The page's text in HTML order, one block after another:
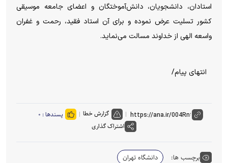
استادان، دانشجویان، دانش‌آموختگان و اعضای جامعه موسیقی
کشور تسلیت عرض نموده و برای آن استاد فقید، رحمت و غفران
واسعه الهی از خداوند مسالت می‌نماید.
انتهای پیام/
گزارش خطا پسندها : ۰
اشتراک گذاری
برچسب ها: دانشگاه تهران